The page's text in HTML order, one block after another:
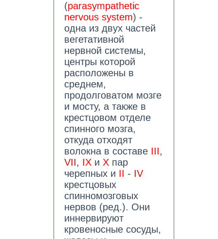
(parasympathetic
nervous system) -
одна из двух частей
вегетативной
нервной системы,
центры которой
расположены в
среднем,
продолговатом мозге
и мосту, а также в
крестцовом отделе
спинного мозга,
откуда отходят
волокна в составеIII,
VII, IX и X пар
черепных и II - IV
крестцовых
спинномозговых
нервов (ред.). Они
иннервируют
кровеносные сосуды,